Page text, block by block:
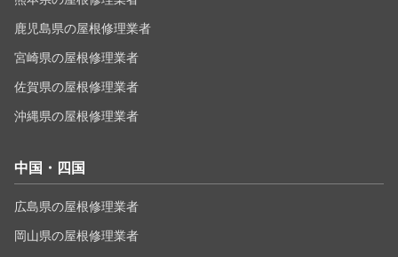
鹿児島県の屋根修理業者
宮崎県の屋根修理業者
佐賀県の屋根修理業者
沖縄県の屋根修理業者
中国・四国
広島県の屋根修理業者
岡山県の屋根修理業者